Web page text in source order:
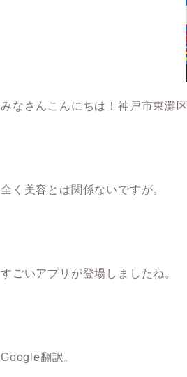
みなさんこんにちは！神戸市東
全く美容とは関係ないですが。
すごいアプリが登場しましたね。
Google翻訳。